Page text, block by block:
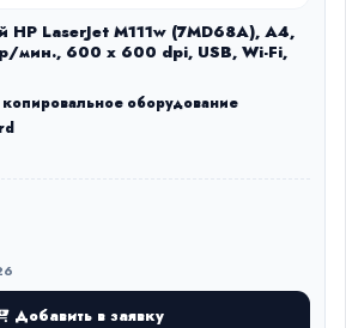
HP LaserJet M111w (7MD68A), А4,
мин., 600 x 600 dpi, USB, Wi-Fi,
копировальное оборудование
Добавить в заявку